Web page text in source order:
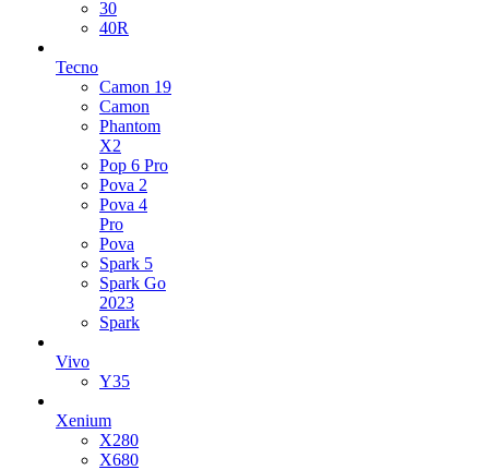
30
40R
Tecno
Camon 19
Camon
Phantom
X2
Pop 6 Pro
Pova 2
Pova 4
Pro
Pova
Spark 5
Spark Go
2023
Spark
Vivo
Y35
Xenium
X280
X680